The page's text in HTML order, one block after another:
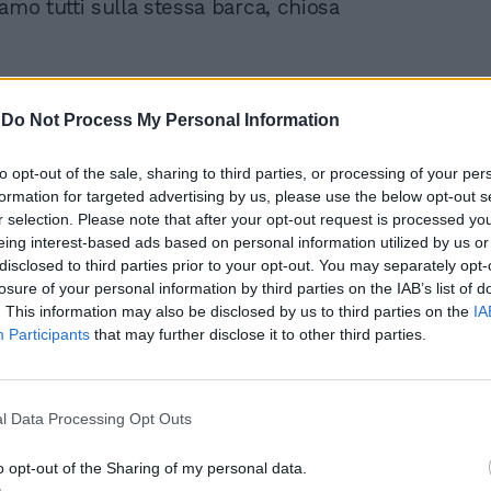
Do Not Process My Personal Information
opt-out of the sale, sharing to third parties, or processing of your
for targeted advertising by us, please use the below opt-out
selection. Please note that after your opt-out request is processed
interest-based ads based on personal information utilized by us
to third parties prior to your opt-out. You may separately
of your personal information by third parties on the IAB’s list of
This information may also be disclosed by us to third parties on the
Participants that may further disclose it to other third parties.
Data Processing Opt Outs
opt-out of the Sharing of my personal data.
tutti sulla stessa barca, chiosa
per il lavoro, intuitiva per le finanze, che
meglio illuminato da Urano, che oggi
accento sulle tecnologie, utili nel
anche per i vostri progetti di
È noto che siete tra i maggiori
delle chat. Però l'amore, si raccomanda
trovare di persona e sarà un gioco
dal 28.